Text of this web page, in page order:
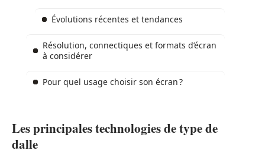
Évolutions récentes et tendances
Résolution, connectiques et formats d’écran
à considérer
Pour quel usage choisir son écran ?
Les principales technologies de type de
dalle